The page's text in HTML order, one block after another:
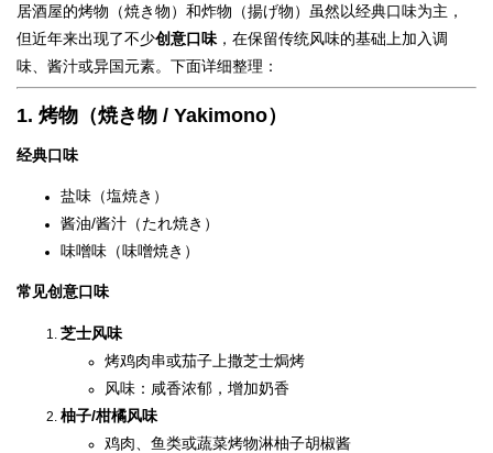
居酒屋的烤物（焼き物）和炸物（揚げ物）虽然以经典口味为主，
但近年来出现了不少创意口味 ，在保留传统风味的基础上加入调
味、酱汁或异国元素。下面详细整理：
1. 烤物（焼き物 / Yakimono）
经典口味
盐味（塩焼き）
酱油/酱汁（たれ焼き）
味噌味（味噌焼き）
常见创意口味
芝士风味
烤鸡肉串或茄子上撒芝士焗烤
风味：咸香浓郁，增加奶香
柚子/柑橘风味
鸡肉、鱼类或蔬菜烤物淋柚子胡椒酱